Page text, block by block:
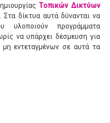
Νέων Τεχνολογιών
Tοπικών Δικτύων
δίκτυα αυτά δύνανται να
υλοποιούν προγράμματα
να υπάρχει δέσμευση για
εντεταγμένων σε αυτά τα